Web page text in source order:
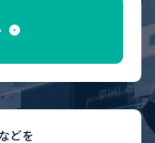
どを